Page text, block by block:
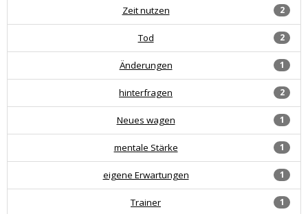
2
Zeit nutzen
2
Tod
1
Änderungen
2
hinterfragen
1
Neues wagen
1
mentale Stärke
1
eigene Erwartungen
1
Trainer